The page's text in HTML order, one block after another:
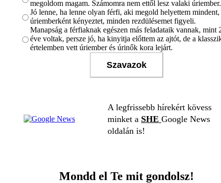
megoldom magam. Számomra nem ettől lesz valaki úriember.
Jó lenne, ha lenne olyan férfi, aki megold helyettem mindent,
úriemberként kényeztet, minden rezdülésemet figyeli.
Manapság a férfiaknak egészen más feladataik vannak, mint
éve voltak, persze jó, ha kinyitja előttem az ajtót, de a
értelemben vett úriember és úrinők kora lejárt.
Szavazok
A legfrissebb hírekért kövess
minket a SHE Google News
oldalán is!
Mondd el Te mit gondolsz!